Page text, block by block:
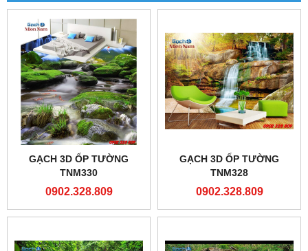
GẠCH 3D ỐP TƯỜNG
TNM330
0902.328.809
GẠCH 3D ỐP TƯỜNG
TNM328
0902.328.809